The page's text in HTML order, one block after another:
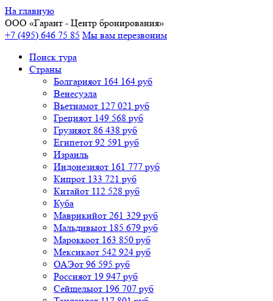
На главную
ООО «Гарант - Центр бронирования»
+7 (495) 646 75 85 Мы вам перезвоним
Поиск тура
Cтраны
Болгарияот 164 164 руб
Венесуэла
Вьетнамот 127 021 руб
Грецияот 149 568 руб
Грузияот 86 438 руб
Египетот 92 591 руб
Израиль
Индонезияот 161 777 руб
Кипрот 133 721 руб
Китайот 112 528 руб
Куба
Маврикийот 261 329 руб
Мальдивыот 185 679 руб
Мароккоот 163 850 руб
Мексикаот 542 924 руб
ОАЭот 96 595 руб
Россияот 19 947 руб
Сейшелыот 196 707 руб